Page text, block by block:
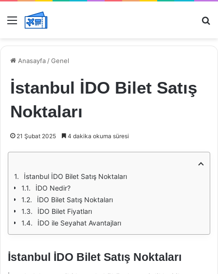
Menü
Anasayfa /Genel
İstanbul İDO Bilet Satış
Noktaları
21 Şubat 2025 4 dakika okuma süresi
İstanbul İDO Bilet Satış Noktaları
İDO Nedir?
İDO Bilet Satış Noktaları
İDO Bilet Fiyatları
İDO ile Seyahat Avantajları
İstanbul İDO Bilet Satış Noktaları